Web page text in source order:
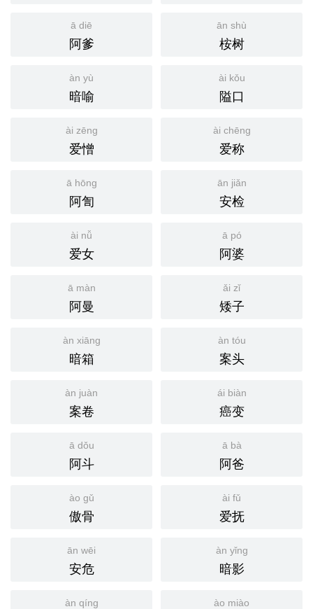
ā diē
阿爹
ān shù
桉树
àn yù
暗喻
ài kǒu
隘口
ài zēng
爱憎
ài chēng
爱称
ā hōng
阿訇
ān jiǎn
安检
ài nǚ
爱女
ā pó
阿婆
ā màn
阿曼
ǎi zǐ
矮子
àn xiāng
暗箱
àn tóu
案头
àn juàn
案卷
ái biàn
癌变
ā dǒu
阿斗
ā bà
阿爸
ào gǔ
傲骨
ài fǔ
爱抚
ān wēi
安危
àn yǐng
暗影
àn qíng ào miào